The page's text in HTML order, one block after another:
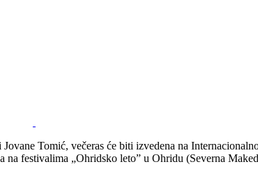
Tomić, večeras će biti izvedena na
na festivalima „Ohridsko leto” u Ohridu (Severna